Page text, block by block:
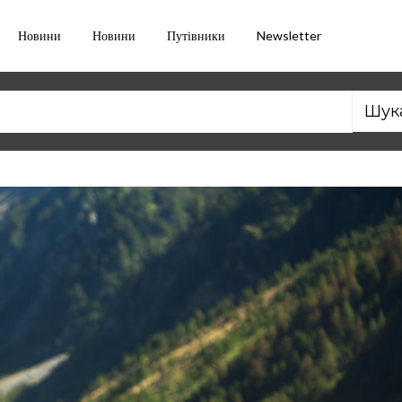
Новини Новини Путівники Newsletter